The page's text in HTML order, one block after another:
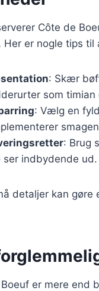
Côte de
Her er nogle tips
: Skær
som
: Vælg en
: Brug
ser indbydende ud.
detaljer kan
er mere end